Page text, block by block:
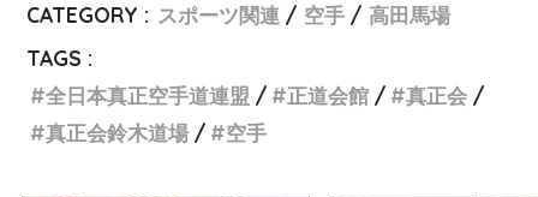
CATEGORY : スポーツ関連 空手
高田馬場
TAGS :
全日本真正空手道連盟
正道会館
真正会
真正会鈴木道場
空手